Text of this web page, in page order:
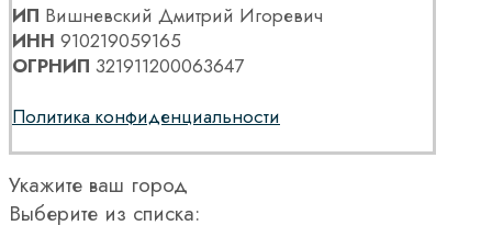
ИП Вишневский Дмитрий Игоревич
ИНН 910219059165
ОГРНИП 321911200063647
Политика конфиденциальности
Укажите ваш город
Выберите из списка: